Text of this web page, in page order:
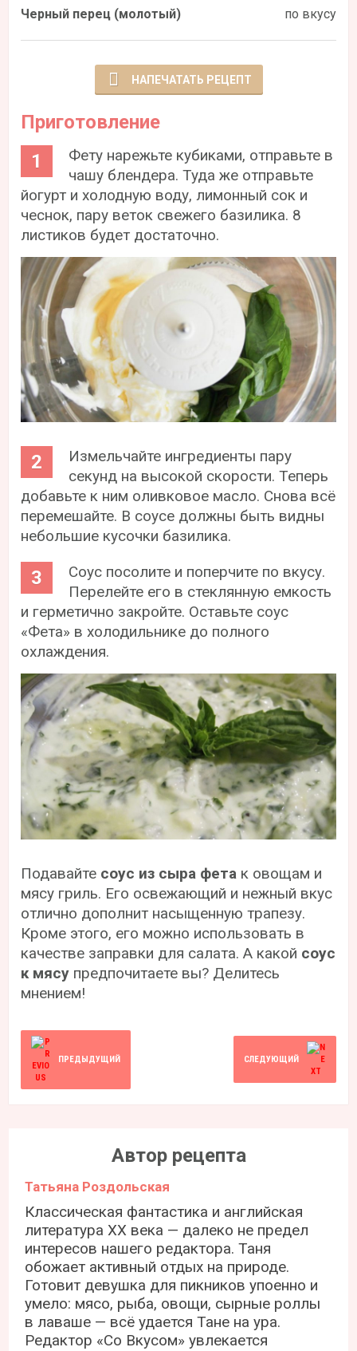
Черный перец (молотый)
по вкусу
НАПЕЧАТАТЬ РЕЦЕПТ
Приготовление
Фету нарежьте кубиками, отправьте в
чашу блендера. Туда же отправьте
йогурт и холодную воду, лимонный сок и
чеснок, пару веток свежего базилика. 8
листиков будет достаточно.
Измельчайте ингредиенты пару
секунд на высокой скорости. Теперь
добавьте к ним оливковое масло. Снова всё
перемешайте. В соусе должны быть видны
небольшие кусочки базилика.
Соус посолите и поперчите по вкусу.
Перелейте его в стеклянную емкость
и герметично закройте. Оставьте соус
«Фета» в холодильнике до полного
охлаждения.
Подавайте соус из сыра фета к овощам и
мясу гриль. Его освежающий и нежный вкус
отлично дополнит насыщенную трапезу.
Кроме этого, его можно использовать в
качестве заправки для салата. А какой соус
к мясу предпочитаете вы? Делитесь
мнением!
ПРЕДЫДУЩИЙ СЛЕДУЮЩИЙ
Автор рецепта
Татьяна Роздольская
Классическая фантастика и английская
литература ХХ века — далеко не предел
интересов нашего редактора. Таня
обожает активный отдых на природе.
Готовит девушка для пикников упоенно и
умело: мясо, рыба, овощи, сырные роллы
в лаваше — всё удается Тане на ура.
Редактор «Со Вкусом» увлекается